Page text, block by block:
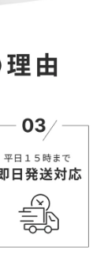
ウン/パープル/
よる採寸をして
サイズ等でご不